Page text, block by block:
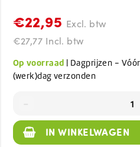
€22,95 Excl. btw
€27,77 Incl. btw
Op voorraad | Dagprijzen -
(werk)dag verzonden
IN WINKELWAGEN